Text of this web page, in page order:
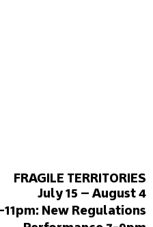
New Regulations